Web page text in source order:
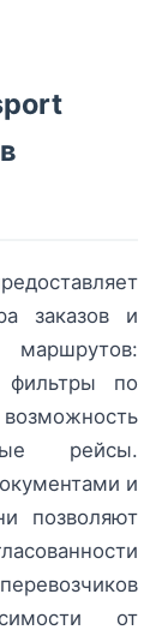
заказов и
фильтры по
рейсы.
и
позволяют
от